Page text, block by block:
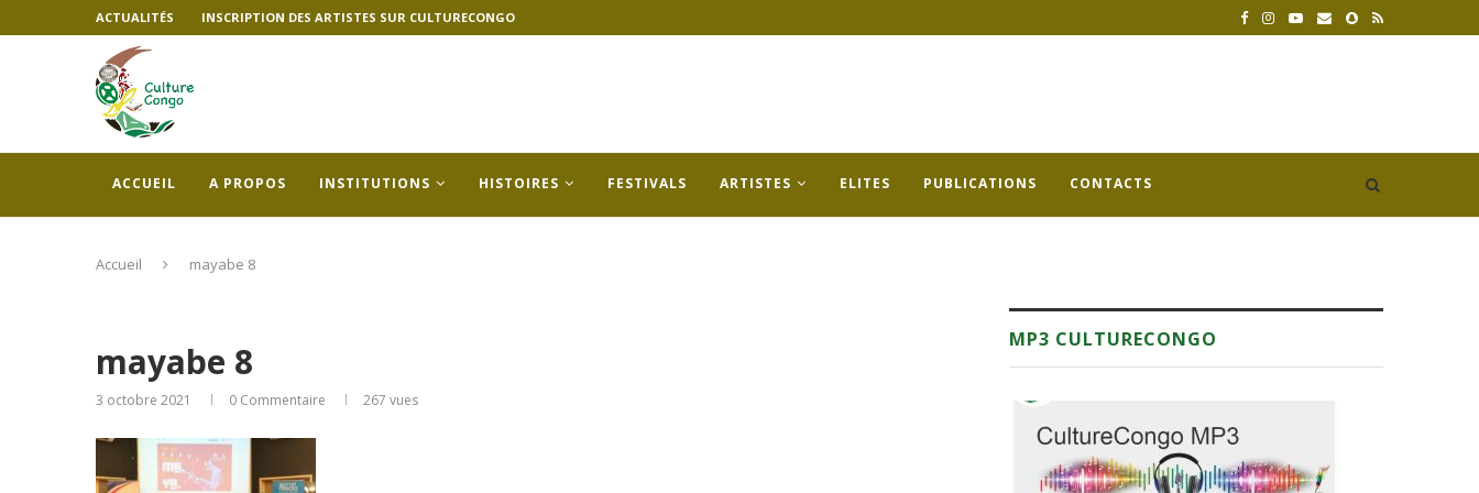
ACTUALITÉS INSCRIPTION DES ARTISTES SUR CULTURECONGO
ACCUEIL A PROPOS INSTITUTIONS HISTOIRES FESTIVALS ARTISTES ELITES PUBLICATIONS CONTACTS
Accueil mayabe 8
mayabe 8
3 octobre 2021 0 Commentaire 267 vues
MP3 CULTURECONGO